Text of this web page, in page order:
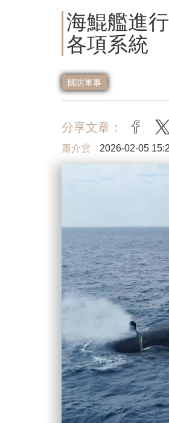
海鯤艦進
各項系統
國防軍事
分享文章：
蕭介雲 2026-02-05